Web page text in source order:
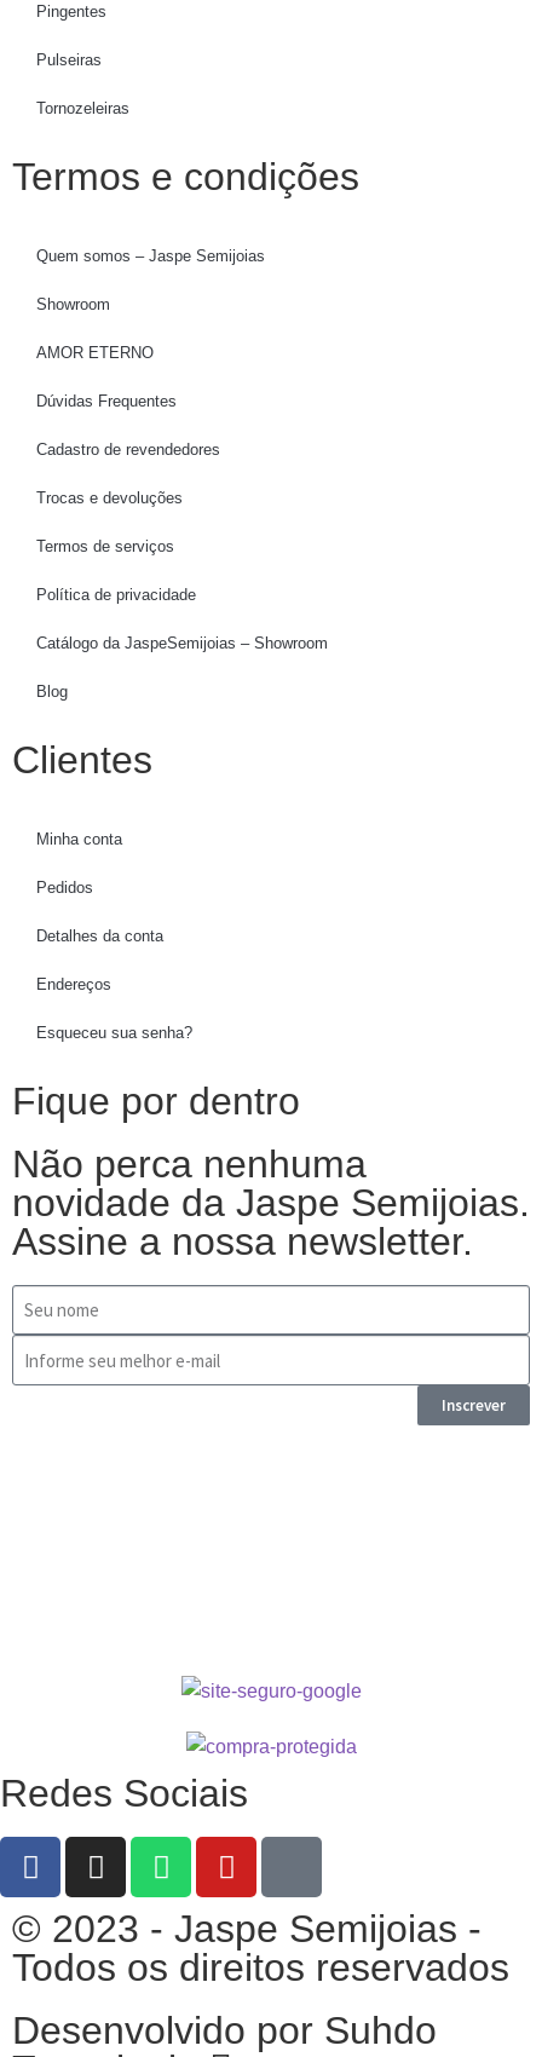
Pingentes
Pulseiras
Tornozeleiras
Termos e condições
Quem somos – Jaspe Semijoias
Showroom
AMOR ETERNO
Dúvidas Frequentes
Cadastro de revendedores
Trocas e devoluções
Termos de serviços
Política de privacidade
Catálogo da JaspeSemijoias – Showroom
Blog
Clientes
Minha conta
Pedidos
Detalhes da conta
Endereços
Esqueceu sua senha?
Fique por dentro
Não perca nenhuma
novidade da Jaspe Semijoias.
Assine a nossa newsletter.
Inscrever
Redes Sociais
© 2023 - Jaspe Semijoias -
Todos os direitos reservados
Desenvolvido por Suhdo